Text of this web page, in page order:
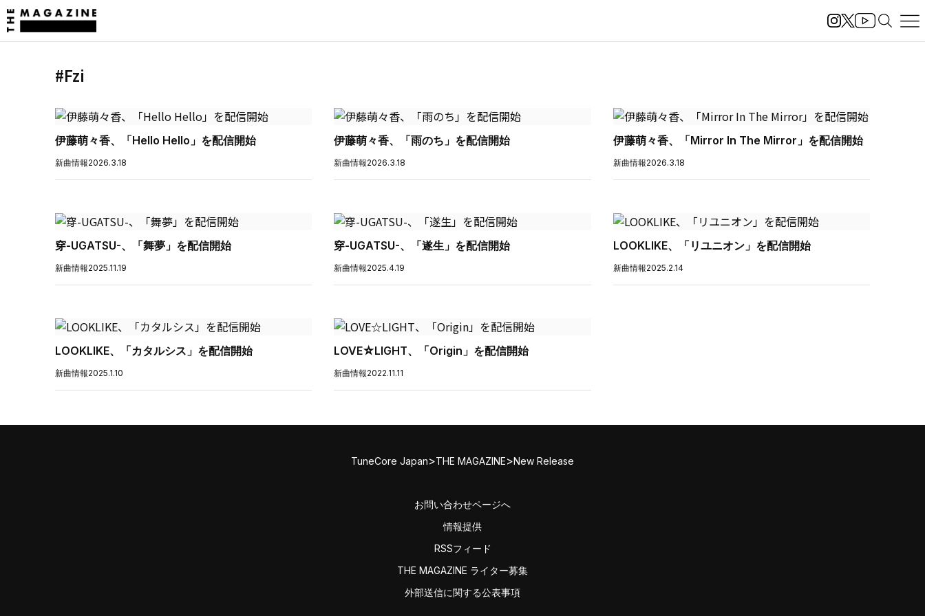
#Fzi
伊藤萌々香、「Hello Hello」を配信開始
新曲情報2026.3.18
伊藤萌々香、「雨のち」を配信開始
新曲情報2026.3.18
伊藤萌々香、「Mirror In The Mirror」を配信開始
新曲情報2026.3.18
穿-UGATSU-、「舞夢」を配信開始
新曲情報2025.11.19
穿-UGATSU-、「遂生」を配信開始
新曲情報2025.4.19
LOOKLIKE、「リユニオン」を配信開始
新曲情報2025.2.14
LOOKLIKE、「カタルシス」を配信開始
新曲情報2025.1.10
LOVE☆LIGHT、「Origin」を配信開始
新曲情報2022.11.11
TuneCore Japan>THE MAGAZINE>New Release
お問い合わせページへ
情報提供
RSSフィード
THE MAGAZINE ライター募集
外部送信に関する公表事項